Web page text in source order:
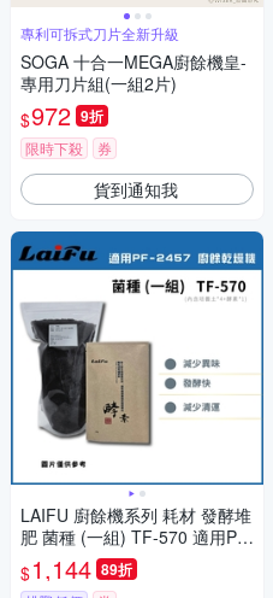
專利可拆式刀片全新升級
SOGA 十合一MEGA廚餘機皇-
專用刀片組(一組2片)
$972 9折
限時下殺 券
貨到通知我
LAIFU 廚餘機系列 耗材 發酵堆
肥 菌種 (一組) TF-570 適用PF-
2457 廚餘機
$1,144 89折